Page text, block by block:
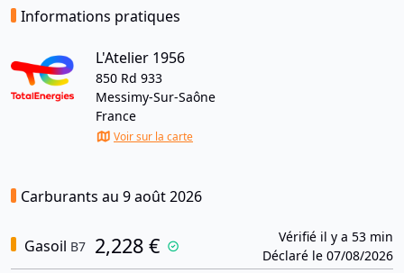
Informations pratiques
L'Atelier 1956
850 Rd 933
Messimy-Sur-Saône
France
Voir sur la carte
Carburants au 9 août 2026
Gasoil B7 2,228 €
Vérifié il y a 53 min
Déclaré le 07/08/2026